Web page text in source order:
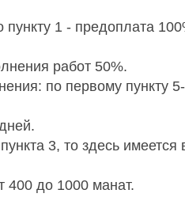
пункту 1 - предоплата
работ 50%.
по первому пункту
3, то здесь
400 до 1000 манат.